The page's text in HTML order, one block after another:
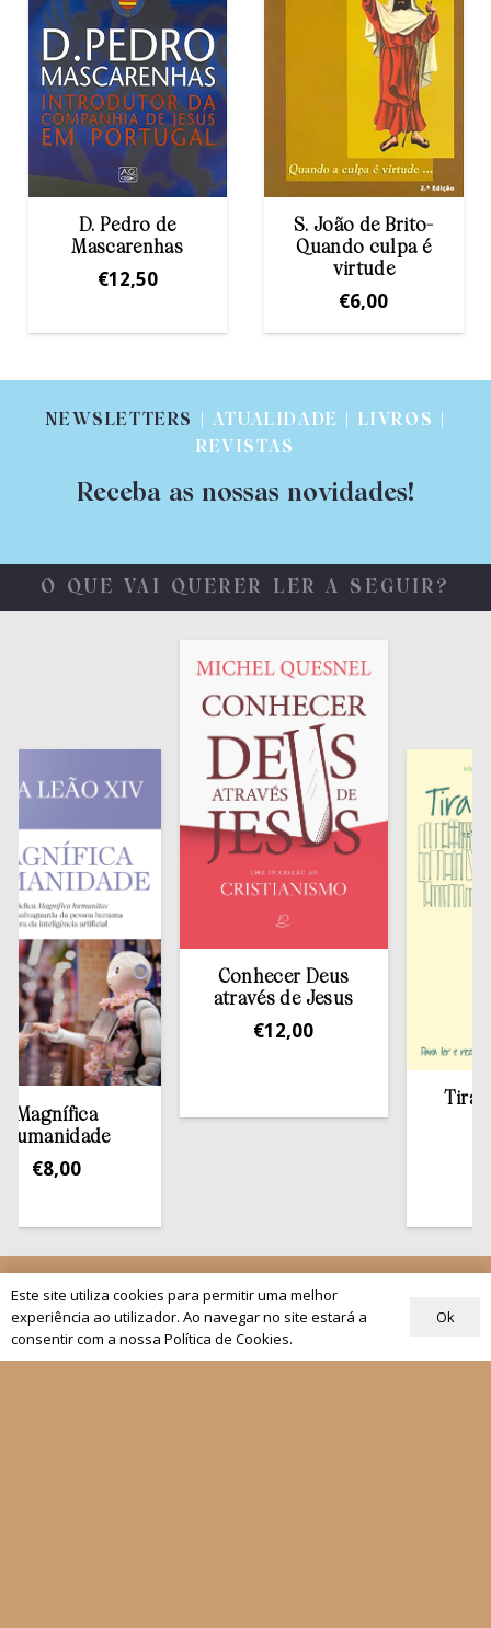
S. João de Brito-
Quando culpa é
Etty Hillesum
€14,00
NEWSLETTERS
| ATUALIDADE | LIVROS |
REVISTAS
Receba as nossas novidades!
O QUE VAI QUERER LER A SEGUIR?
8,00
Conhecer Deus
através de Jesus
12,00
Tirar a
Quem Somos
Os nossos projetos
As Nossas Editoras
Atualidade
Este site utiliza cookies para permitir uma melhor
experiência ao utilizador. Ao navegar no site estará a
consentir com a nossa Política de Cookies.
Ok